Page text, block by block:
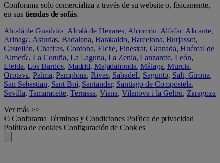
Conforama solo comercializa a través de su website o, físicamente,
en sus tiendas de sofás.
Alcalá de Guadaíra, Alcalá de Henares, Alcorcón, Alfafar, Alicante,
Arinaga, Asturias, Badalona, Barakaldo, Barcelona, Burjassot,
Castellón, Chafiras, Cordoba, Elche, Finestrat, Granada, Huércal de
Almería, La Coruña, La Laguna, La Zenia, Lanzarote, León,
Lleida, Los Barrios, Madrid, Majadahonda, Málaga, Murcia,
Orotava, Palma, Pamplona, Rivas, Sabadell, Sagunto, Salt, Girona,
San Sebastian, Sant Boi, Santander, Santiago de Compostela,
Sevilla, Tamaraceite, Terrassa, Viana, Vilanova i la Geltrú, Zaragoza
Ver más >>
© Conforama Términos y Condiciones Política de privacidad
Política de cookies Configuración de Cookies